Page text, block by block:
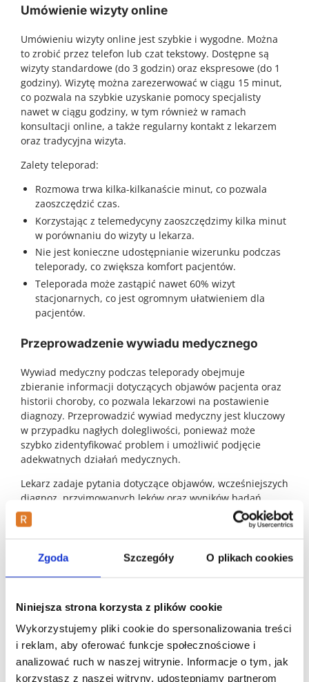
Zgoda Szczegóły O plikach cookies
Niniejsza strona korzysta z plików cookie
Wykorzystujemy pliki cookie do spersonalizowania treści
i reklam, aby oferować funkcje społecznościowe i
analizować ruch w naszej witrynie. Informacje o tym, jak
korzystasz z naszej witryny, udostępniamy partnerom
Umówienie wizyty online
Umówieniu wizyty online jest szybkie i wygodne. Można
to zrobić przez telefon lub czat tekstowy. Dostępne są
wizyty standardowe (do 3 godzin) oraz ekspresowe (do 1
godziny). Wizytę można zarezerwować w ciągu 15 minut,
co pozwala na szybkie uzyskanie pomocy specjalisty
nawet w ciągu godziny, w tym również w ramach
konsultacji online, a także regularny kontakt z lekarzem
oraz tradycyjna wizyta.
Zalety teleporad:
Rozmowa trwa kilka-kilkanaście minut, co pozwala
zaoszczędzić czas.
Korzystając z telemedycyny zaoszczędzimy kilka minut
w porównaniu do wizyty u lekarza.
Nie jest konieczne udostępnianie wizerunku podczas
teleporady, co zwiększa komfort pacjentów.
Teleporada może zastąpić nawet 60% wizyt
stacjonarnych, co jest ogromnym ułatwieniem dla
pacjentów.
Przeprowadzenie wywiadu medycznego
Wywiad medyczny podczas teleporady obejmuje
zbieranie informacji dotyczących objawów pacjenta oraz
historii choroby, co pozwala lekarzowi na postawienie
diagnozy. Przeprowadzić wywiad medyczny jest kluczowy
w przypadku nagłych dolegliwości, ponieważ może
szybko zidentyfikować problem i umożliwić podjęcie
adekwatnych działań medycznych.
Lekarz zadaje pytania dotyczące objawów, wcześniejszych
diagnoz, przyjmowanych leków oraz wyników badań.
Dzięki temu lekarz skontaktuje się z pacjentem, a lekarze
mogą dokładnie ocenić stan zdrowia pacjenta i
wywiadu medycznego jest podstawą każdej teleporady i
Otrzymanie zaleceń i dokumentacji
Po zakończeniu teleporady pacjent ma możliwość
otrzymania różnych dokumentów medycznych. Do
podstawowych dokumentów należy e-recepta, która
umożliwia zakup leków w aptece. Pacjent może również